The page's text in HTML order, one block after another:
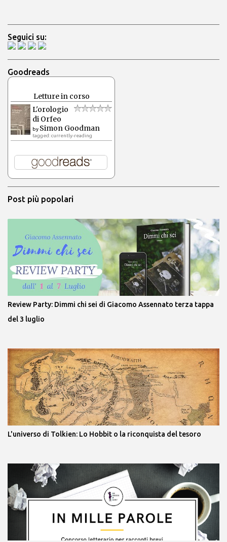
Seguici su:
Goodreads
Letture in corso
L'orologio
di Orfeo
by Simon Goodman
tagged: currently-reading
Post più popolari
Review Party: Dimmi chi sei di Giacomo Assennato terza tappa
del 3 luglio
L'universo di Tolkien: Lo Hobbit o la riconquista del tesoro